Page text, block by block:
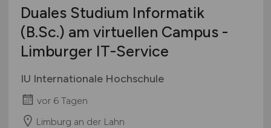
Studentenjobs / Werkstudenten
Ausbildung / Studium
Praktikum
Mecklenburg-Vorpommern
Niedersachsen
Nordrhein-Westfalen
Saarland
Sachsen
Sachsen-Anhalt
Duales Studium Informatik
(B.Sc.) am virtuellen Campus -
Limburger IT-Service
IU Internationale Hochschule
vor 6 Tagen
Limburg an der Lahn